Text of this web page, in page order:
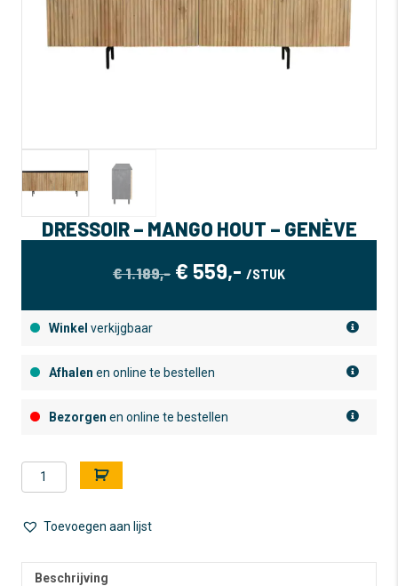
DRESSOIR – MANGO HOUT – GENÈVE
€1.189,- OORSPRONKELIJKE
€ 559,- HUIDIGE
/STUK
Winkel verkijgbaar
Afhalen en online te bestellen
Bezorgen en online te bestellen
Dressoir
-
hout
aantal
l
e
n
Toevoegen aan lijst
Beschrijving